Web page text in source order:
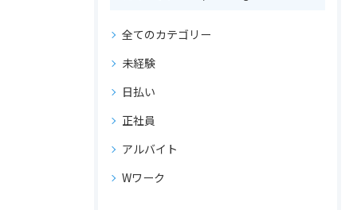
全てのカテゴリー
未経験
日払い
正社員
アルバイト
Wワーク